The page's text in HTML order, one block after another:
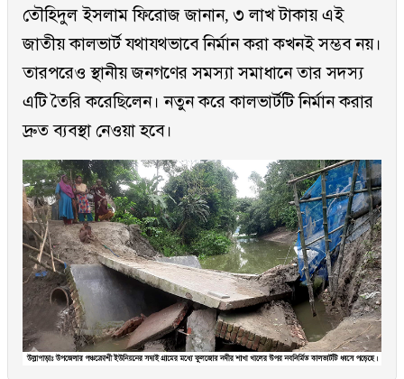
তৌহিদুল ইসলাম ফিরোজ জানান, ৩ লাখ টাকায় এই
জাতীয় কালভার্ট যথাযথভাবে নির্মান করা কখনই সম্ভব নয়।
তারপরেও স্থানীয় জনগণের সমস্যা সমাধানে তার সদস্য
এটি তৈরি করেছিলেন। নতুন করে কালভার্টটি নির্মান করার
দ্রুত ব্যবস্থা নেওয়া হবে।